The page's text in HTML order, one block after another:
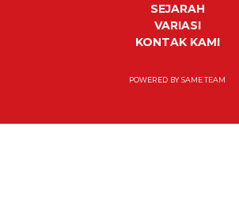
SEJARAH
VARIASI
KONTAK KAMI
POWERED BYSAME TEAM